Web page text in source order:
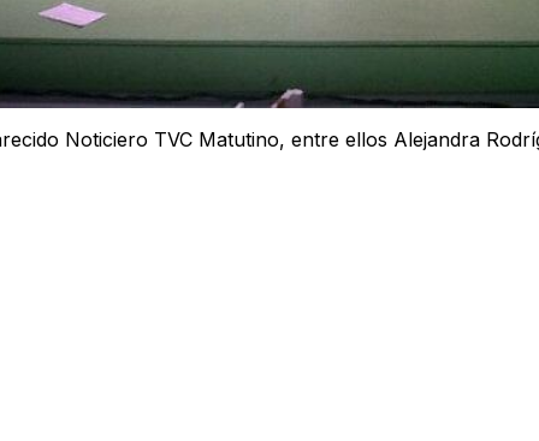
Noticiero TVC Matutino, entre ellos Alejandra